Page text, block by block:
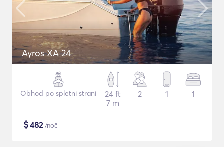
Ayros XA 24
Obhod po spletni strani
24 ft
7 m
2 1 1
$482/noč